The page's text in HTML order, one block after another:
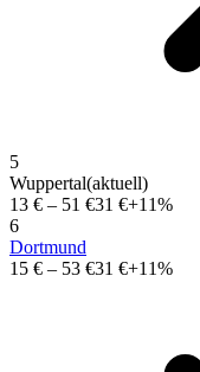
5
Wuppertal(aktuell)
13 € – 51 €31 €+11%
6
Dortmund
15 € – 53 €31 €+11%